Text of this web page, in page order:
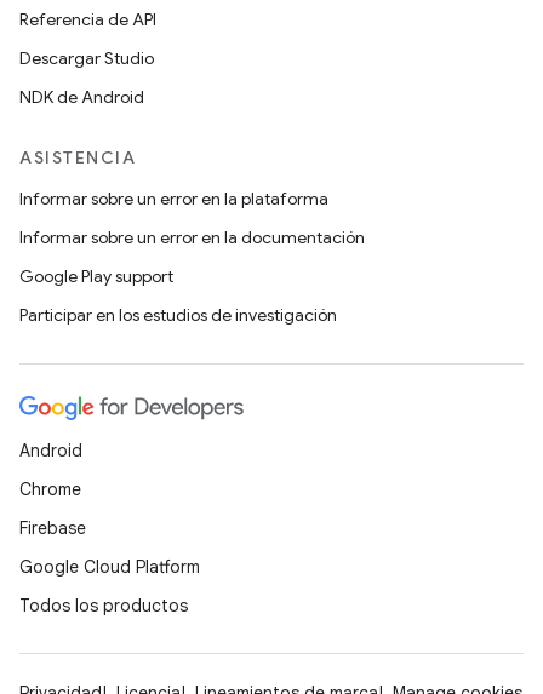
Referencia de API
Descargar Studio
NDK de Android
ASISTENCIA
Informar sobre un error en la plataforma
Informar sobre un error en la documentación
Google Play support
Participar en los estudios de investigación
Android
Chrome
Firebase
Google Cloud Platform
Todos los productos